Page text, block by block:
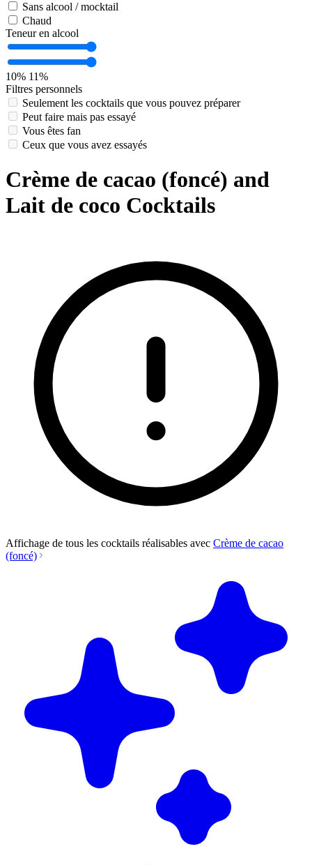
Sans alcool / mocktail
Chaud
Teneur en alcool
10% 11%
Filtres personnels
Seulement les cocktails que vous pouvez préparer
Peut faire mais pas essayé
Vous êtes fan
Ceux que vous avez essayés
Crème de cacao (foncé) and
Lait de coco Cocktails
Affichage de tous les cocktails réalisables avec Crème de cacao
(foncé)